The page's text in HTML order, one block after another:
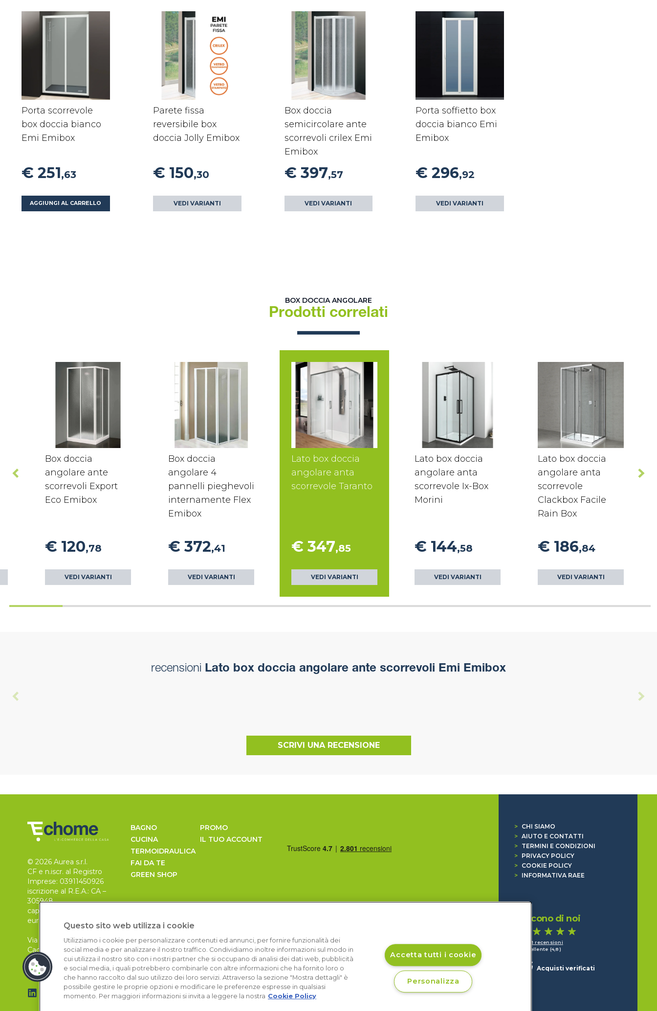
Porta scorrevole
box doccia bianco
Emi Emibox
€ 251,63
AGGIUNGI AL CARRELLO
Parete fissa
reversibile box
doccia Jolly Emibox
€ 150,30
VEDI VARIANTI
Box doccia
semicircolare ante
scorrevoli crilex Emi
Emibox
€ 397,57
VEDI VARIANTI
Porta soffietto box
doccia bianco Emi
Emibox
€ 296,92
VEDI VARIANTI
BOX DOCCIA ANGOLARE
Prodotti correlati
Box doccia
angolare ante
scorrevoli Export
Eco Emibox
€ 120,78
VEDI VARIANTI
Box doccia
angolare 4
pannelli pieghevoli
internamente Flex
Emibox
€ 372,41
VEDI VARIANTI
Lato box doccia
angolare anta
scorrevole Taranto
€ 347,85
VEDI VARIANTI
Lato box doccia
angolare anta
scorrevole Ix-Box
Morini
€ 144,58
VEDI VARIANTI
Lato box doccia
angolare anta
scorrevole
Clackbox Facile
Rain Box
€ 186,84
VEDI VARIANTI
recensioni Lato box doccia angolare ante scorrevoli Emi Emibox
SCRIVI UNA RECENSIONE
© 2026 Aurea s.r.l.
CF e n.iscr. al Registro
Imprese: 03911450926
iscrizione al R.E.A.: CA –
305948
capitale sociale 30.000
euro, i.v.
Via Pietro Leo n. 6
Cagliari
09129
BAGNO
CUCINA
TERMOIDRAULICA
FAI DA TE
GREEN SHOP
PROMO
IL TUO ACCOUNT
>
CHI SIAMO
> AIUTO E CONTATTI
>
TERMINI E CONDIZIONI
>
PRIVACY POLICY
>
COOKIE POLICY
>
INFORMATIVA RAEE
Dicono di noi
1.641 recensioni
Eccellente (4,8)
Acquisti verificati
Questo sito web utilizza i cookie
Utilizziamo i cookie per personalizzare contenuti ed annunci, per fornire funzionalità dei
social media e per analizzare il nostro traffico. Condividiamo inoltre informazioni sul modo in
cui utilizza il nostro sito con i nostri partner che si occupano di analisi dei dati web, pubblicità
e social media, i quali potrebbero combinarle con altre informazioni che ha fornito loro o
che hanno raccolto dal suo utilizzo dei loro servizi. Attraverso la sezione "Mostra dettagli" è
possibile gestire le proprie opzioni e modificare le preferenze espresse in qualsiasi
momento. Per maggiori informazioni si invita a leggere la nostra Cookie Policy
Accetta tutti i cookie
Personalizza